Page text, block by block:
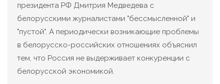
президента РФ Дмитрия Медведева с
белорусскими журналистами "бессмысленной" и
"пустой". А периодически возникающие проблемы
в белорусско-российских отношениях объяснил
тем, что Россия не выдерживает конкуренции с
белорусской экономикой.